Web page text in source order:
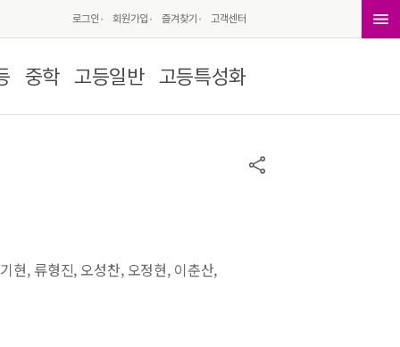
로그인 회원가입 즐겨찾기 고객센터
중학 고등일반 고등특성화
현, 류형진, 오성찬, 오정현, 이춘산,